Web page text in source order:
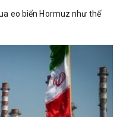
eo biển Hormuz như thế